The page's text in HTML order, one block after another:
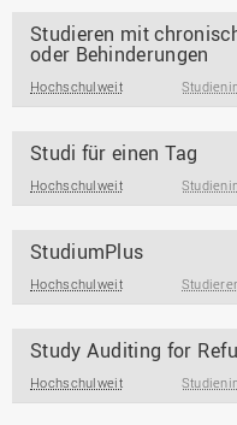
Studieren mit
oder Behinderungen
Hochschulweit
Studi für einen Tag
Hochschulweit
StudiumPlus
Hochschulweit
Study Auditing for
Hochschulweit